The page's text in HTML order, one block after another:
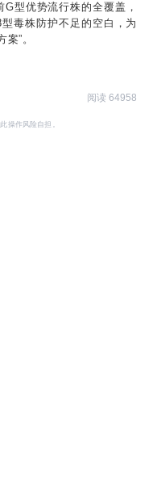
型优势流行株的全覆盖，
毒株防护不足的空白，为
”。
阅读 64958
操作风险自担。